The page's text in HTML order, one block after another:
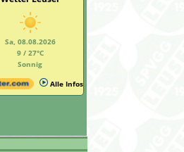
Sa, 08.08.2026
9 / 27°C
Sonnig
Alle Infos